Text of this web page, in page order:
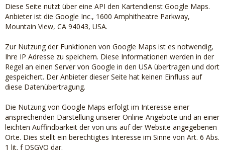
Diese Seite nutzt über eine API den Kartendienst Google Maps.
Anbieter ist die Google Inc., 1600 Amphitheatre Parkway,
Mountain View, CA 94043, USA.
Zur Nutzung der Funktionen von Google Maps ist es notwendig,
Ihre IP Adresse zu speichern. Diese Informationen werden in der
Regel an einen Server von Google in den USA übertragen und dort
gespeichert. Der Anbieter dieser Seite hat keinen Einfluss auf
diese Datenübertragung.
Die Nutzung von Google Maps erfolgt im Interesse einer
ansprechenden Darstellung unserer Online-Angebote und an einer
leichten Auffindbarkeit der von uns auf der Website angegebenen
Orte. Dies stellt ein berechtigtes Interesse im Sinne von Art. 6 Abs.
1 lit. f DSGVO dar.